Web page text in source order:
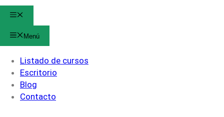
Menú
Listado de cursos
Escritorio
Blog
Contacto